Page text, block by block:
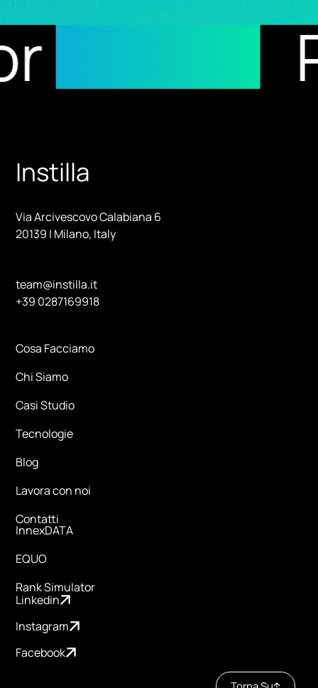
Instilla
Via Arcivescovo Calabiana 6
20139 | Milano, Italy
team@instilla.it
+39 0287169918
Cosa Facciamo
Chi Siamo
Casi Studio
Tecnologie
Blog
Lavora con noi
Contatti
InnexDATA
EQUO
Rank Simulator
Linkedin
Instagram
Facebook